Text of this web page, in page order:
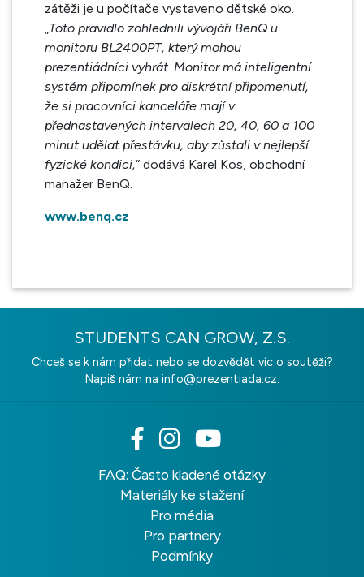
zátěži je u počítače vystaveno dětské oko.
„Toto pravidlo zohlednili vývojáři BenQ u
monitoru BL2400PT, který mohou
prezentiádníci vyhrát. Monitor má inteligentní
systém připomínek pro diskrétní připomenutí,
že si pracovníci kanceláře mají v
přednastavených intervalech 20, 40, 60 a 100
minut udělat přestávku, aby zůstali v nejlepší
fyzické kondici,“ dodává Karel Kos, obchodní
manažer BenQ.
www.benq.cz
STUDENTS CAN GROW, Z.S.
Chceš se k nám přidat nebo se dozvědět víc o soutěži?
Napiš nám na info@prezentiada.cz.
FAQ: Často kladené otázky
Materiály ke stažení
Pro média
Pro partnery
Podmínky